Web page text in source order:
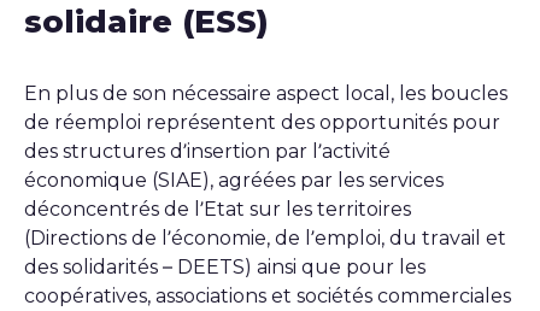
solidaire (ESS)
En plus de son nécessaire aspect local, les boucles
de réemploi représentent des opportunités pour
des structures d’insertion par l’activité
économique (SIAE), agréées par les services
déconcentrés de l’Etat sur les territoires
(Directions de l’économie, de l’emploi, du travail et
des solidarités – DEETS) ainsi que pour les
coopératives, associations et sociétés commerciales